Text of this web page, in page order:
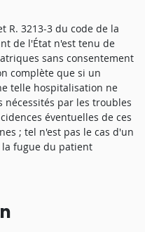
R. 3213-3 du code de la
de l'État n'est tenu de
sans consentement
complète que si un
telle hospitalisation ne
nécessités par les troubles
éventuelles de ces
; tel n'est pas le cas d'un
fugue du patient